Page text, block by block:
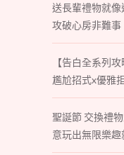
送長輩禮物就像
攻破心房非難事
【告白全系列
尷尬招式x優雅
聖誕節 交換禮
意玩出無限樂